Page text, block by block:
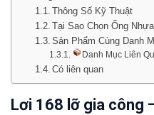
Thông Số Kỹ Thuật
Tại Sao Chọn Ống
Sản Phẩm Cùng Danh
Danh Mục Liên
Có liên quan
Lơi 168 lỡ gia công